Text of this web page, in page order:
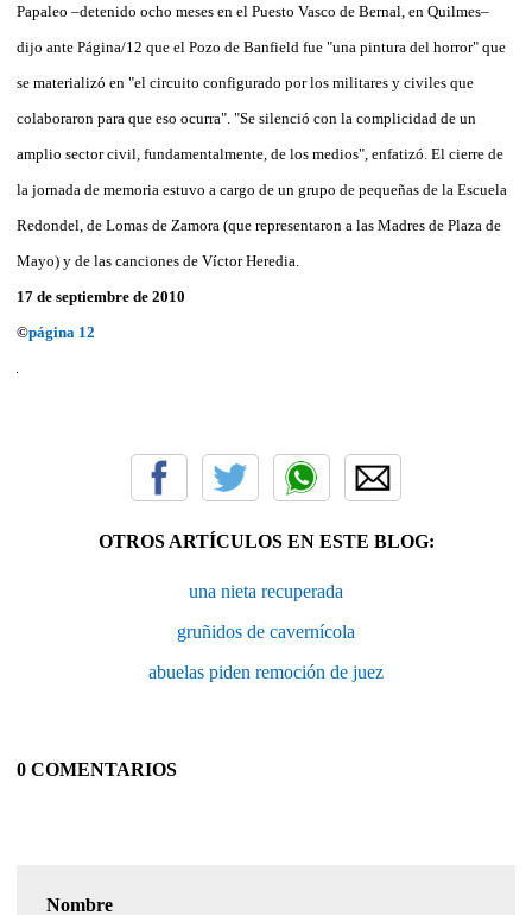
Papaleo –detenido ocho meses en el Puesto Vasco de Bernal, en Quilmes–
dijo ante Página/12 que el Pozo de Banfield fue "una pintura del horror" que
se materializó en "el circuito configurado por los militares y civiles que
colaboraron para que eso ocurra". "Se silenció con la complicidad de un
amplio sector civil, fundamentalmente, de los medios", enfatizó. El cierre de
la jornada de memoria estuvo a cargo de un grupo de pequeñas de la Escuela
Redondel, de Lomas de Zamora (que representaron a las Madres de Plaza de
Mayo) y de las canciones de Víctor Heredia.
17 de septiembre de 2010
©página 12
OTROS ARTÍCULOS EN ESTE BLOG:
una nieta recuperada
gruñidos de cavernícola
abuelas piden remoción de juez
0 COMENTARIOS
Nombre